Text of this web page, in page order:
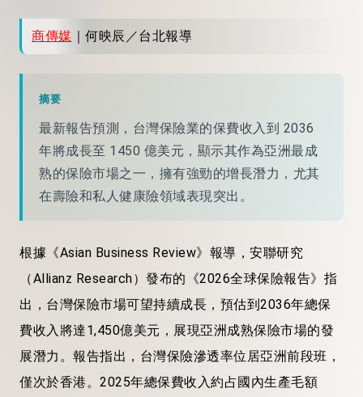
商傳媒 ｜何映辰／台北報導
摘要
最新報告預測，台灣保險業的保費收入到 2036
年將成長至 1450 億美元，顯示其作為亞洲最成
熟的保險市場之一，擁有強勁的增長潛力，尤其
在壽險和私人健康險領域表現突出。
根據《Asian Business Review》報導，安聯研究
（Allianz Research）發布的《2026全球保險報告》指
出，台灣保險市場可望持續成長，預估到2036年總保
費收入將達1,450億美元，展現亞洲成熟保險市場的發
展潛力。報告指出，台灣保險滲透率位居亞洲前段班，
僅次於香港。2025年總保費收入約占國內生產毛額